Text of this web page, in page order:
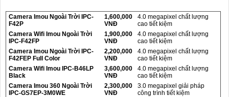
Camera Imou Ngoài Trời IPC-
F42P
1,600,000
VNĐ
4.0 megapixel chất lượng
cao tiết kiệm
Camera Wifi Imou Ngoài Trời
IPC-F42FP
1,900,000
VNĐ
4.0 megapixel chất lượng
cao tiết kiệm
Camera Imou Ngoài Trời IPC-
F42FEP Full Color
2,200,000
VNĐ
4.0 megapixel chất lượng
cao tiết kiệm
Camera Wifi Imou IPC-B46LP
Black
3,600,000
VNĐ
4.0 megapixel chất lượng
cao tiết kiệm
Camera Imou 360 Ngoài Trời
IPC-GS7EP-3M0WE
2,300,000
VNĐ
3.0 megapixel giải pháp
công trình tiết kiệm